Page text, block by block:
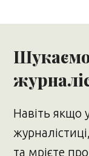
Навіть якщо
та мрієте